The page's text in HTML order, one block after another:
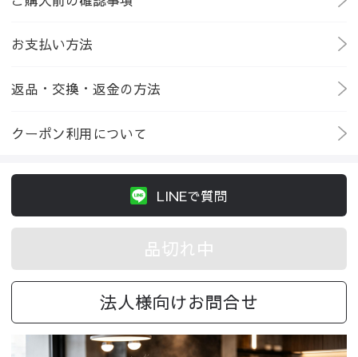
お支払い方法
返品・交換・返金の方法
クーポン利用について
LINEで質問
品切れ中
法人様向けお問合せ